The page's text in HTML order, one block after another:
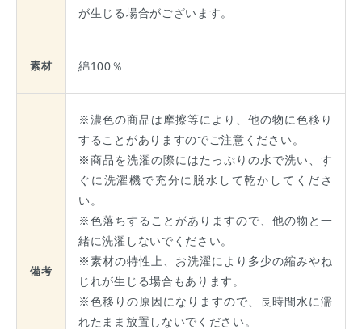
が生じる場合がございます。
素材 綿100％
備考
※濃色の商品は摩擦等により、他の物に色移り
することがありますのでご注意ください。
※商品を洗濯の際にはたっぷりの水で洗い、す
ぐに洗濯機で充分に脱水して乾かしてくださ
い。
※色落ちすることがありますので、他の物と一
緒に洗濯しないでください。
※素材の特性上、お洗濯により多少の縮みやね
じれが生じる場合もあります。
※色移りの原因になりますので、長時間水に濡
れたまま放置しないでください。